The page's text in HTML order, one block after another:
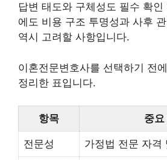
답변 태도와 구체성도 필수 확인
에도 비용 구조 투명성과 사후
역시 고려할 사항입니다.
이혼전문변호사를 선택하기 전
정리한 표입니다.
항목 중요
전문성 가정법 전문 자격